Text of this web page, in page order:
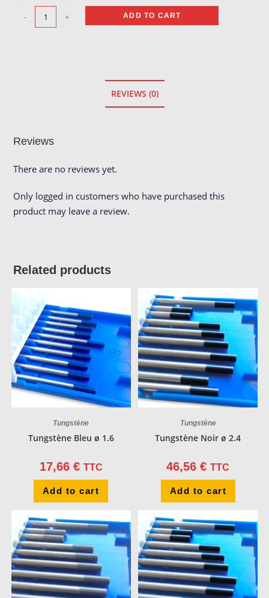
Tungstène
- + ADD TO CART
REVIEWS (0)
Reviews
There are no reviews yet.
Only logged in customers who have purchased this
product may leave a review.
Related products
Tungstène
Tungstène Bleu ø 1.6
17,66 € TTC
Add to cart
Tungstène
Tungstène Noir ø 2.4
46,56€ TTC
Add to cart